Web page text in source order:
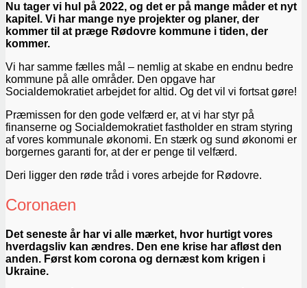
Nu tager vi hul på 2022, og det er på mange måder et nyt
kapitel. Vi har mange nye projekter og planer, der
kommer til at præge Rødovre kommune i tiden, der
kommer.
Vi har samme fælles mål – nemlig at skabe en endnu bedre
kommune på alle områder. Den opgave har
Socialdemokratiet arbejdet for altid. Og det vil vi fortsat gøre!
Præmissen for den gode velfærd er, at vi har styr på
finanserne og Socialdemokratiet fastholder en stram styring
af vores kommunale økonomi. En stærk og sund økonomi er
borgernes garanti for, at der er penge til velfærd.
Deri ligger den røde tråd i vores arbejde for Rødovre.
Coronaen
Det seneste år har vi alle mærket, hvor hurtigt vores
hverdagsliv kan ændres. Den ene krise har afløst den
anden. Først kom corona og dernæst kom krigen i
Ukraine.